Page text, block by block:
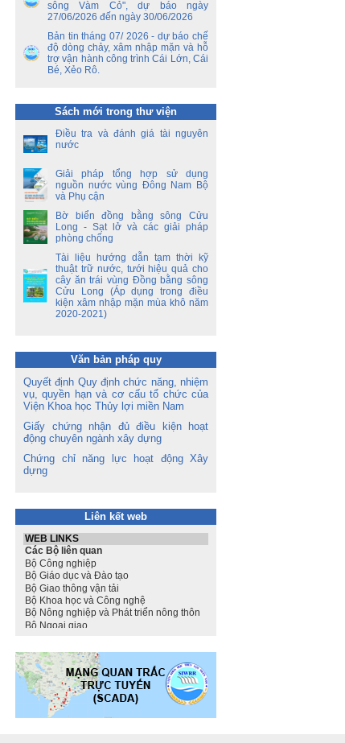
sông Vàm Cỏ", dự báo ngày
27/06/2026 đến ngày 30/06/2026
Bản tin tháng 07/ 2026 - dự báo chế
độ dòng chảy, xâm nhập mặn và hỗ
trợ vận hành công trình Cái Lớn, Cái
Bé, Xẻo Rô.
Sách mới trong thư viện
Điều tra và đánh giá tài nguyên
nước
Giải pháp tổng hợp sử dụng
nguồn nước vùng Đông Nam Bộ
và Phụ cận
Bờ biển đồng bằng sông Cửu
Long - Sạt lở và các giải pháp
phòng chống
Tài liệu hướng dẫn tạm thời kỹ
thuật trữ nước, tưới hiệu quả cho
cây ăn trái vùng Đồng bằng sông
Cửu Long (Áp dụng trong điều
kiện xâm nhập mặn mùa khô năm
2020-2021)
Văn bản pháp quy
Quyết định Quy định chức năng, nhiệm
vụ, quyền hạn và cơ cấu tổ chức của
Viện Khoa học Thủy lợi miền Nam
Giấy chứng nhận đủ điều kiện hoạt
động chuyên ngành xây dựng
Chứng chỉ năng lực hoạt động Xây
dựng
Liên kết web